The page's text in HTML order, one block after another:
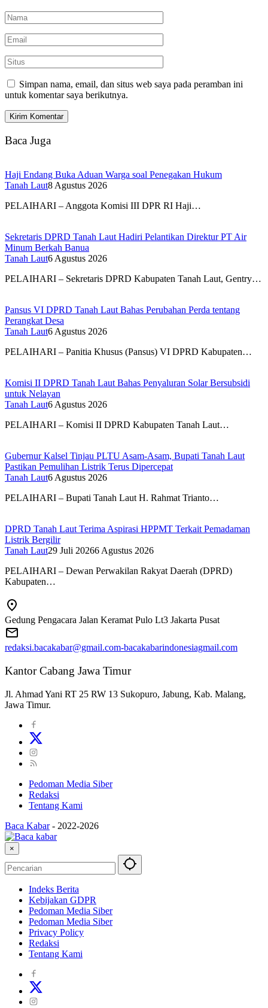
Simpan nama, email, dan situs web saya pada peramban ini
untuk komentar saya berikutnya.
Baca Juga
Haji Endang Buka Aduan Warga soal Penegakan Hukum
Tanah Laut8 Agustus 2026
PELAIHARI – Anggota Komisi III DPR RI Haji…
Sekretaris DPRD Tanah Laut Hadiri Pelantikan Direktur PT Air
Minum Berkah Banua
Tanah Laut6 Agustus 2026
PELAIHARI – Sekretaris DPRD Kabupaten Tanah Laut, Gentry…
Pansus VI DPRD Tanah Laut Bahas Perubahan Perda tentang
Perangkat Desa
Tanah Laut6 Agustus 2026
PELAIHARI – Panitia Khusus (Pansus) VI DPRD Kabupaten…
Komisi II DPRD Tanah Laut Bahas Penyaluran Solar Bersubsidi
untuk Nelayan
Tanah Laut6 Agustus 2026
PELAIHARI – Komisi II DPRD Kabupaten Tanah Laut…
Gubernur Kalsel Tinjau PLTU Asam-Asam, Bupati Tanah Laut
Pastikan Pemulihan Listrik Terus Dipercepat
Tanah Laut6 Agustus 2026
PELAIHARI – Bupati Tanah Laut H. Rahmat Trianto…
DPRD Tanah Laut Terima Aspirasi HPPMT Terkait Pemadaman
Listrik Bergilir
Tanah Laut29 Juli 20266 Agustus 2026
PELAIHARI – Dewan Perwakilan Rakyat Daerah (DPRD)
Kabupaten…
Gedung Pengacara Jalan Keramat Pulo Lt3 Jakarta Pusat
redaksi.bacakabar@gmail.com-bacakabarindonesiagmail.com
Kantor Cabang Jawa Timur
Jl. Ahmad Yani RT 25 RW 13 Sukopuro, Jabung, Kab. Malang,
Jawa Timur.
Pedoman Media Siber
Redaksi
Tentang Kami
Baca Kabar - 2022-2026
×
Indeks Berita
Kebijakan GDPR
Pedoman Media Siber
Pedoman Media Siber
Privacy Policy
Redaksi
Tentang Kami